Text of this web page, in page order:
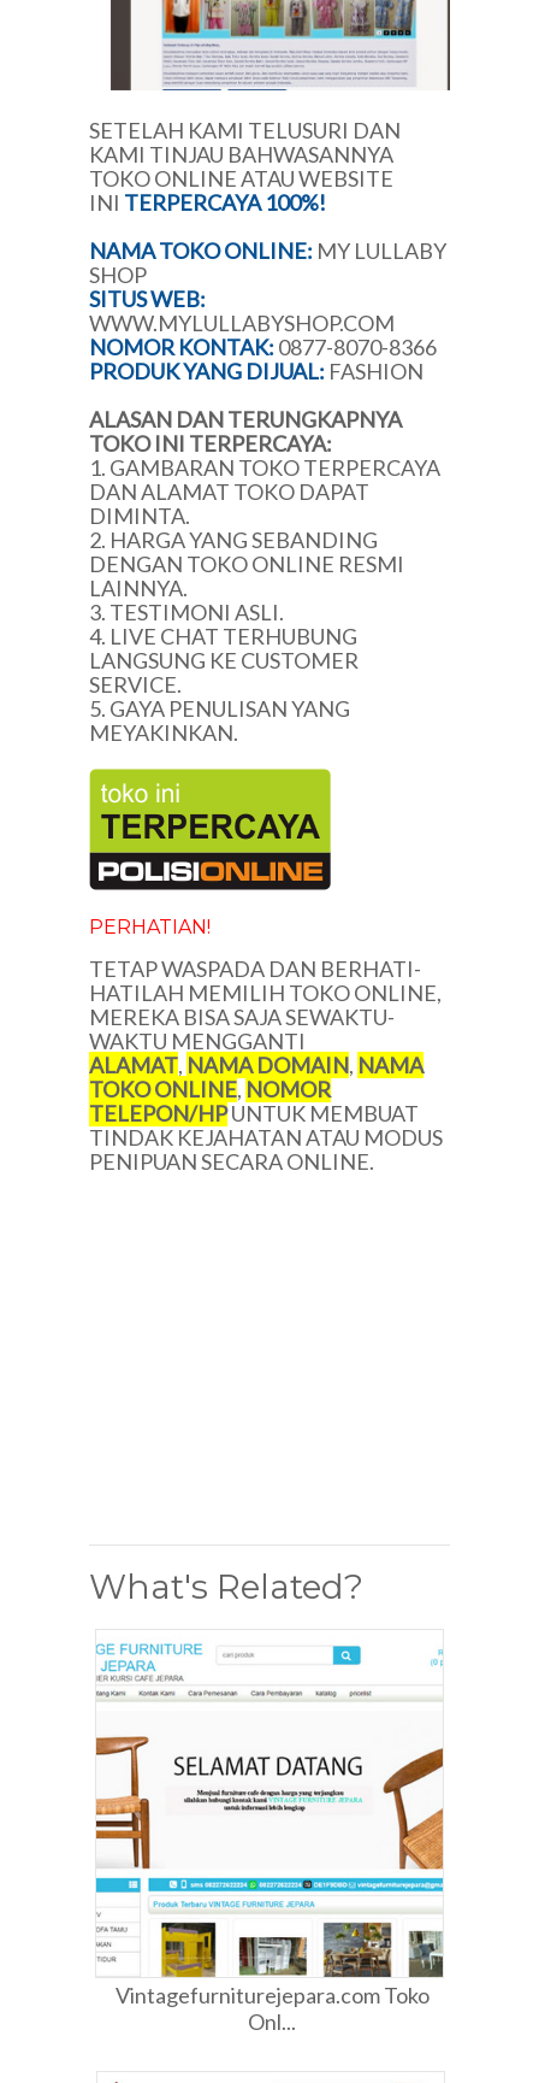
SETELAH KAMI TELUSURI DAN
KAMI TINJAU BAHWASANNYA
TOKO ONLINE ATAU WEBSITE
INI TERPERCAYA 100%!
NAMA TOKO ONLINE: MY LULLABY
SHOP
SITUS WEB:
WWW.MYLULLABYSHOP.COM
NOMOR KONTAK: 0877-8070-8366
PRODUK YANG DIJUAL: FASHION
ALASAN DAN TERUNGKAPNYA
TOKO INI TERPERCAYA:
1. GAMBARAN TOKO TERPERCAYA
DAN ALAMAT TOKO DAPAT
DIMINTA.
2. HARGA YANG SEBANDING
DENGAN TOKO ONLINE RESMI
LAINNYA.
3. TESTIMONI ASLI.
4. LIVE CHAT TERHUBUNG
LANGSUNG KE CUSTOMER
SERVICE.
5. GAYA PENULISAN YANG
MEYAKINKAN.
PERHATIAN!
TETAP WASPADA DAN BERHATI-
HATILAH MEMILIH TOKO ONLINE,
MEREKA BISA SAJA SEWAKTU-
WAKTU MENGGANTI
ALAMAT, NAMA DOMAIN, NAMA
TOKO ONLINE, NOMOR
TELEPON/HPUNTUK MEMBUAT
TINDAK KEJAHATAN ATAU MODUS
PENIPUAN SECARA ONLINE.
What's Related?
Vintagefurniturejepara.com Toko
Onl...